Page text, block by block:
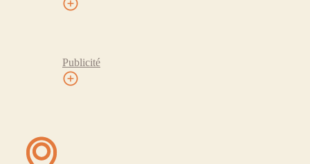
Publicité